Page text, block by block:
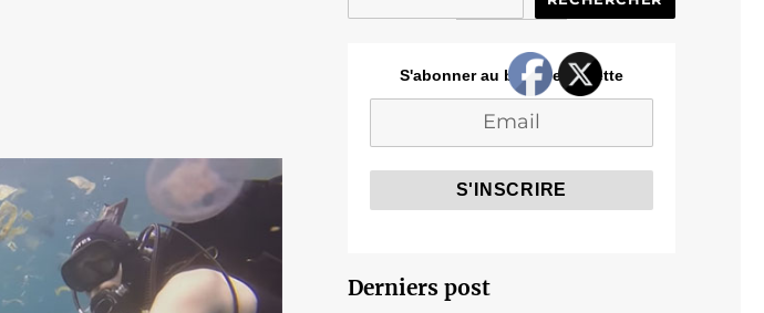
S'abonner au blog de Cozette
Derniers post